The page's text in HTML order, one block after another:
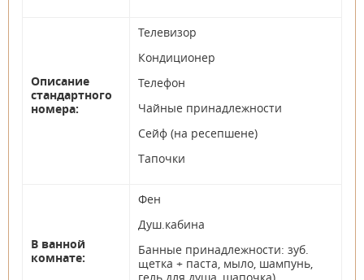
Описание
стандартного
номера:
Телевизор
Кондиционер
Телефон
Чайные принадлежности
Сейф (на ресепшене)
Тапочки
В ванной
комнате:
Фен
Душ.кабина
Банные принадлежности: зуб.
щетка + паста, мыло, шампунь,
гель для душа, шапочка)